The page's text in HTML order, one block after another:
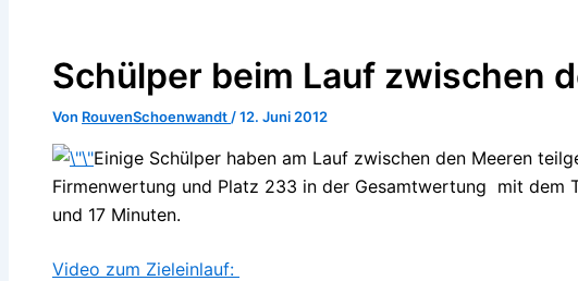
Schülper beim Lauf zwischen
Von RouvenSchoenwandt /12. Juni 2012
Einige Schülper haben am Lauf zwischen den Meeren
Firmenwertung und Platz 233 in der Gesamtwertung mit dem
und 17 Minuten.
Video zum Zieleinlauf: